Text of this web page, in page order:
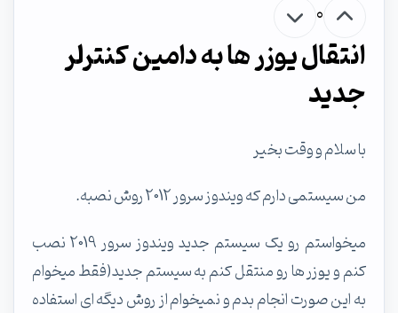
0
انتقال یوزر ها به دامین کنترلر
جدید
با سلام و وقت بخیر
من سیستمی دارم که ویندوز سرور 2012 روش نصبه.
میخواستم رو یک سیستم جدید ویندوز سرور 2019 نصب
کنم و یوزر ها رو منتقل کنم به سیستم جدید(فقط میخوام
به این صورت انجام بدم و نمیخوام از روش دیگه ای استفاده